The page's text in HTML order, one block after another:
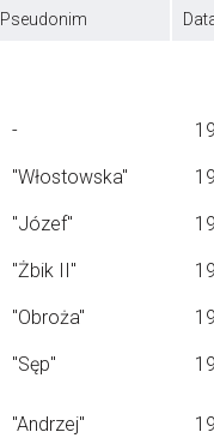
Pseudonim
-
"Włostowska"
"Józef"
"Żbik II"
"Obroża"
"Sęp"
"Andrzej"